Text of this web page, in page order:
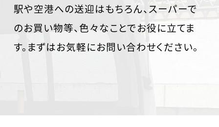
駅や空港への送迎はもちろん、スーパーで
のお買い物等、色々なことでお役に立てま
す。まずはお気軽にお問い合わせください。